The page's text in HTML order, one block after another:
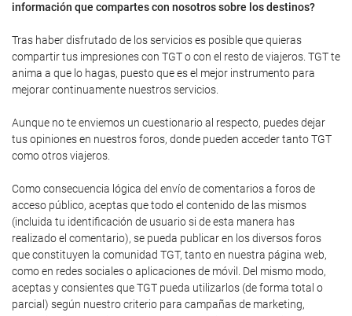
información que compartes con nosotros sobre los destinos?
Tras haber disfrutado de los servicios es posible que quieras
compartir tus impresiones con TGT o con el resto de viajeros. TGT te
anima a que lo hagas, puesto que es el mejor instrumento para
mejorar continuamente nuestros servicios.
Aunque no te enviemos un cuestionario al respecto, puedes dejar
tus opiniones en nuestros foros, donde pueden acceder tanto TGT
como otros viajeros.
Como consecuencia lógica del envío de comentarios a foros de
acceso público, aceptas que todo el contenido de las mismos
(incluida tu identificación de usuario si de esta manera has
realizado el comentario), se pueda publicar en los diversos foros
que constituyen la comunidad TGT, tanto en nuestra página web,
como en redes sociales o aplicaciones de móvil. Del mismo modo,
aceptas y consientes que TGT pueda utilizarlos (de forma total o
parcial) según nuestro criterio para campañas de marketing,